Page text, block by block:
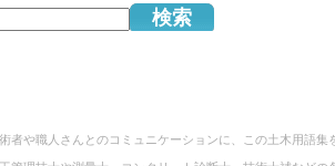
者や職人さんとのコミュニケーションに、この土木用語集